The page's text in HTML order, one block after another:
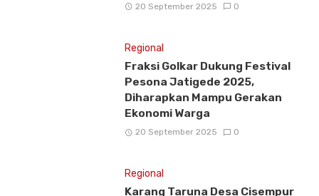
20 September 2025 0
Regional
Fraksi Golkar Dukung Festival
Pesona Jatigede 2025,
Diharapkan Mampu Gerakan
Ekonomi Warga
20 September 2025 0
Regional
Karang Taruna Desa Cisempur